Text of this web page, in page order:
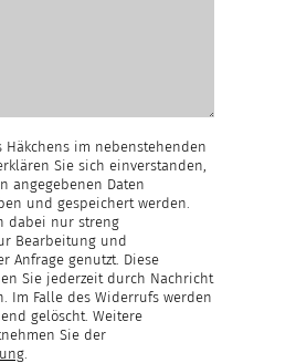
Häkchens im nebenstehenden
Sie sich einverstanden,
angegebenen Daten
und gespeichert werden.
dabei nur streng
Bearbeitung und
Anfrage genutzt. Diese
Sie jederzeit durch Nachricht
Im Falle des Widerrufs werden
gelöscht. Weitere
Sie der